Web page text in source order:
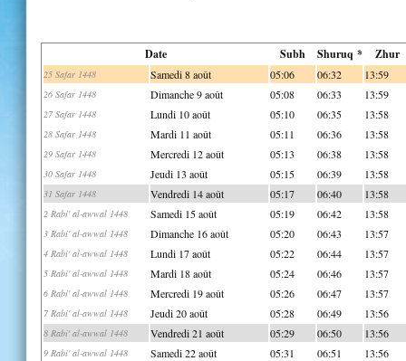
Date Subh Shuruq * Zhur
25 Safar 1448 Samedi 8 août 05:06 06:32 13:59
26 Safar 1448 Dimanche 9 août 05:08 06:33 13:59
27 Safar 1448 Lundi 10 août 05:10 06:35 13:58
28 Safar 1448 Mardi 11 août 05:11 06:36 13:58
29 Safar 1448 Mercredi 12 août 05:13 06:38 13:58
30 Safar 1448 Jeudi 13 août 05:15 06:39 13:58
31 Safar 1448 Vendredi 14 août 05:17 06:40 13:58
2 Rabi' al-awwal 1448 Samedi 15 août 05:19 06:42 13:58
3 Rabi' al-awwal 1448 Dimanche 16 août 05:20 06:43 13:57
4 Rabi' al-awwal 1448 Lundi 17 août 05:22 06:44 13:57
5 Rabi' al-awwal 1448 Mardi 18 août 05:24 06:46 13:57
6 Rabi' al-awwal 1448 Mercredi 19 août 05:26 06:47 13:57
7 Rabi' al-awwal 1448 Jeudi 20 août 05:28 06:49 13:56
8 Rabi' al-awwal 1448 Vendredi 21 août 05:29 06:50 13:56
9 Rabi' al-awwal 1448 Samedi 22 août 05:31 06:51 13:56